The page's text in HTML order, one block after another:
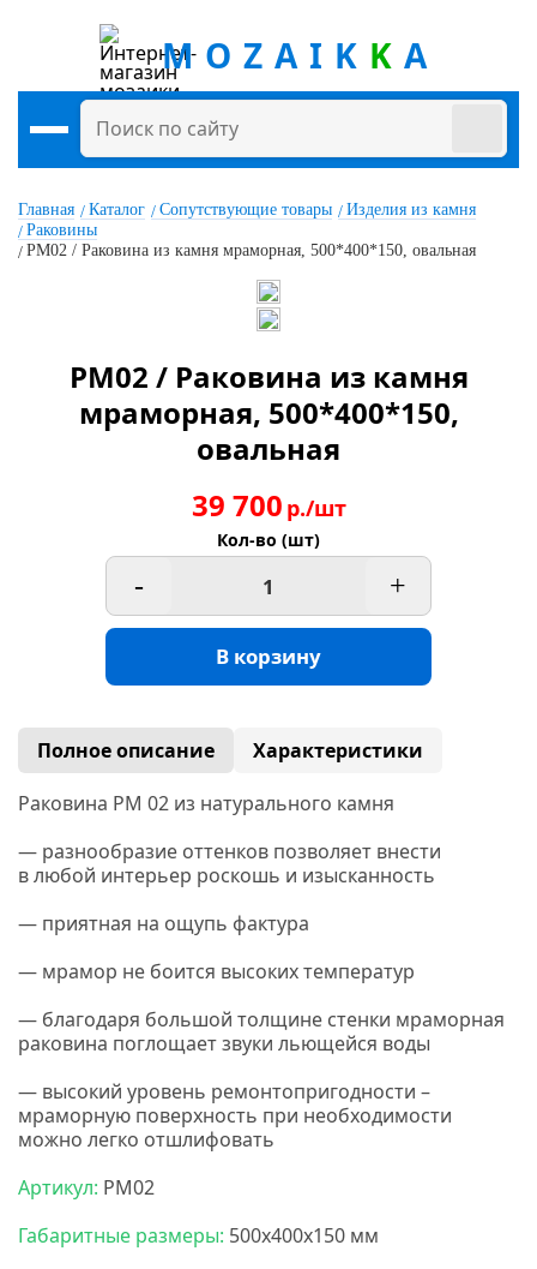
MOZAIK K A
Главная Каталог Сопутствующие товары
Изделия из камня
Раковины
РМ02 / Раковина из камня мраморная, 500*400*150, овальная
РМ02 / Раковина из камня
мраморная, 500*400*150,
овальная
39 700 р./шт
Кол-во (шт)
- +
В корзину
Полное описание
Характеристики
Раковина РМ 02 из натурального камня
— разнообразие оттенков позволяет внести
в любой интерьер роскошь и изысканность
— приятная на ощупь фактура
— мрамор не боится высоких температур
— благодаря большой толщине стенки мраморная
раковина поглощает звуки льющейся воды
— высокий уровень ремонтопригодности –
мраморную поверхность при необходимости
можно легко отшлифовать
Артикул: РМ02
Габаритные размеры: 500х400х150 мм